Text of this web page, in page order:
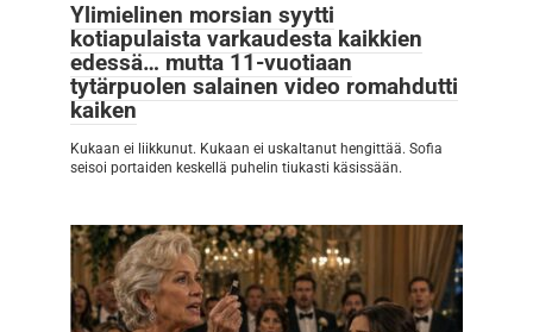
Ylimielinen morsian syytti
kotiapulaista varkaudesta kaikkien
edessä… mutta 11-vuotiaan
tytärpuolen salainen video romahdutti
kaiken
Kukaan ei liikkunut. Kukaan ei uskaltanut hengittää. Sofia
seisoi portaiden keskellä puhelin tiukasti käsissään.